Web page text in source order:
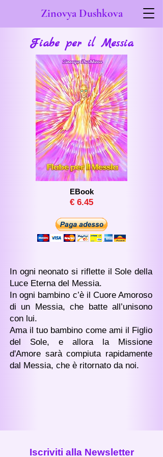
Zinovya Dushkova
Fiabe per il Messia
EBook
€ 6.45
In ogni neonato si riflette il Sole della
Luce Eterna del Messia.
In ogni bambino c’è il Cuore Amoroso
di un Messia, che batte all’unisono
con lui.
Ama il tuo bambino come ami il Figlio
del Sole, e allora la Missione
d'Amore sarà compiuta rapidamente
dal Messia, che è ritornato da noi.
Iscriviti alla Newsletter